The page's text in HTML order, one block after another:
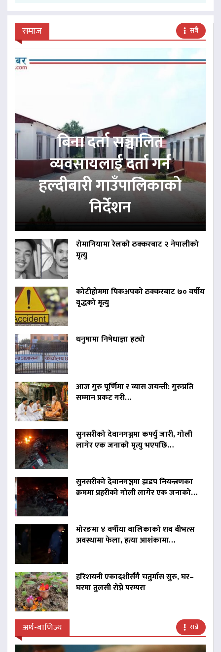
समाज सबै
बिना दर्ता सञ्चालित
व्यवसायलाई दर्ता गर्न
हल्दीबारी गाउँपालिकाको
निर्देशन
रोमानियामा रेलको ठक्करबाट २ नेपालीको
मृत्यु
कोटीहोममा पिकअपको ठक्करबाट ७० वर्षीय
वृद्धको मृत्यु
धनुषामा निषेधाज्ञा हट्यो
आज गुरु पूर्णिमा र व्यास जयन्ती: गुरुप्रति
सम्मान प्रकट गरी…
सुनसरीको देवानगञ्जमा कर्फ्यु जारी, गोली
लागेर एक जनाको मृत्यु भएपछि…
सुनसरीको देवानगञ्जमा झडप नियन्त्रणका
क्रममा प्रहरीको गोली लागेर एक जनाको…
मोरङमा ४ वर्षीया बालिकाको शव बीभत्स
अवस्थामा फेला, हत्या आशंकामा…
हरिशयनी एकादशीसँगै चतुर्मास सुरु, घर–
घरमा तुलसी रोप्ने परम्परा
अर्थ-बाणिज्य सबै